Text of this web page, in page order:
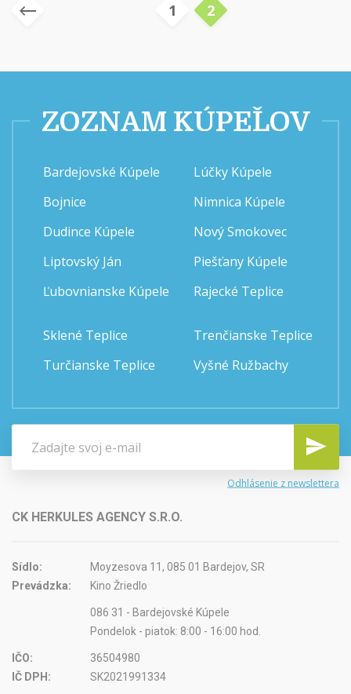
1 2
ZOZNAM KÚPEĽOV
Bardejovské Kúpele
Bojnice
Dudince Kúpele
Liptovský Ján
Ľubovnianske Kúpele
Lúčky Kúpele
Nimnica Kúpele
Nový Smokovec
Piešťany Kúpele
Rajecké Teplice
Sklené Teplice
Turčianske Teplice
Trenčianske Teplice
Vyšné Ružbachy
Odhlásenie z newslettera
CK HERKULES AGENCY S.R.O.
Sídlo:
Moyzesova 11, 085 01 Bardejov, SR
Prevádzka:
Kino Žriedlo
086 31 - Bardejovské Kúpele
Pondelok - piatok: 8:00 - 16:00 hod.
IČO:
36504980
IČ DPH:
SK2021991334